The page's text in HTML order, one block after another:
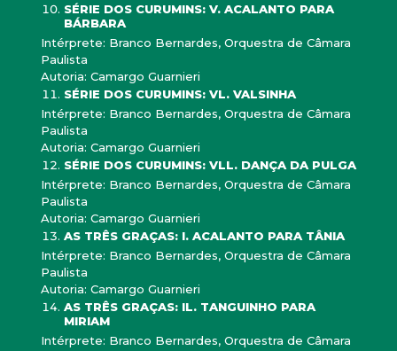
SÉRIE DOS CURUMINS: V. ACALANTO PARA
BÁRBARA
Intérprete: Branco Bernardes, Orquestra de Câmara
Paulista
Autoria: Camargo Guarnieri
SÉRIE DOS CURUMINS: VL. VALSINHA
Intérprete: Branco Bernardes, Orquestra de Câmara
Paulista
Autoria: Camargo Guarnieri
SÉRIE DOS CURUMINS: VLL. DANÇA DA PULGA
Intérprete: Branco Bernardes, Orquestra de Câmara
Paulista
Autoria: Camargo Guarnieri
AS TRÊS GRAÇAS: I. ACALANTO PARA TÂNIA
Intérprete: Branco Bernardes, Orquestra de Câmara
Paulista
Autoria: Camargo Guarnieri
AS TRÊS GRAÇAS: IL. TANGUINHO PARA
MIRIAM
Intérprete: Branco Bernardes, Orquestra de Câmara